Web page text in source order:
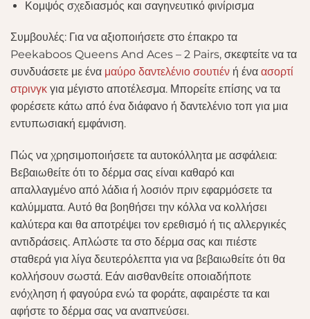
Κομψός σχεδιασμός και σαγηνευτικό φινίρισμα
Συμβουλές: Για να αξιοποιήσετε στο έπακρο τα
Peekaboos Queens And Aces – 2 Pairs, σκεφτείτε να τα
συνδυάσετε με ένα μαύρο δαντελένιο σουτιέν ή ένα ασορτί
στρινγκ για μέγιστο αποτέλεσμα. Μπορείτε επίσης να τα
φορέσετε κάτω από ένα διάφανο ή δαντελένιο τοπ για μια
εντυπωσιακή εμφάνιση.
Πώς να χρησιμοποιήσετε τα αυτοκόλλητα με ασφάλεια:
Βεβαιωθείτε ότι το δέρμα σας είναι καθαρό και
απαλλαγμένο από λάδια ή λοσιόν πριν εφαρμόσετε τα
καλύμματα. Αυτό θα βοηθήσει την κόλλα να κολλήσει
καλύτερα και θα αποτρέψει τον ερεθισμό ή τις αλλεργικές
αντιδράσεις. Απλώστε τα στο δέρμα σας και πιέστε
σταθερά για λίγα δευτερόλεπτα για να βεβαιωθείτε ότι θα
κολλήσουν σωστά. Εάν αισθανθείτε οποιαδήποτε
ενόχληση ή φαγούρα ενώ τα φοράτε, αφαιρέστε τα και
αφήστε το δέρμα σας να αναπνεύσει.